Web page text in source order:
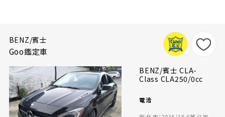
BENZ/賓士
Goo鑑定車
BENZ/賓士 CLA-
Class CLA250/0cc
電洽